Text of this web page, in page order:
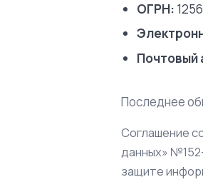
ОГРН:
Почтовый
Последнее
Соглашение
данных»
защите